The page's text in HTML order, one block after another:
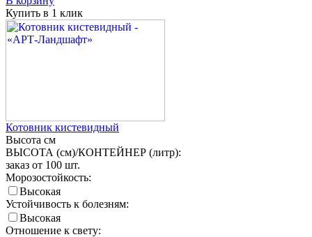
Купить в 1 клик
Котовник кистевидный
Высота см
ВЫСОТА (см)/КОНТЕЙНЕР (литр):
заказ от 100 шт.
Морозостойкость:
Высокая
Устойчивость к болезням:
Высокая
Отношение к свету: